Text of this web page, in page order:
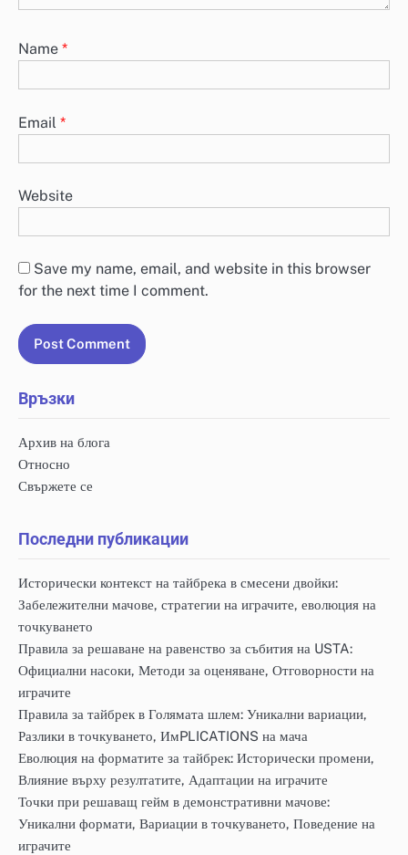
Name *
Email *
Website
Save my name, email, and website in this browser
for the next time I comment.
Връзки
Архив на блога
Относно
Свържете се
Последни публикации
Исторически контекст на тайбрека в смесени двойки:
Забележителни мачове, стратегии на играчите, еволюция на
точкуването
Правила за решаване на равенство за събития на USTA:
Официални насоки, Методи за оценяване, Отговорности на
играчите
Правила за тайбрек в Голямата шлем: Уникални вариации,
Разлики в точкуването, ИмPLICATIONS на мача
Еволюция на форматите за тайбрек: Исторически промени,
Влияние върху резултатите, Адаптации на играчите
Точки при решаващ гейм в демонстративни мачове:
Уникални формати, Вариации в точкуването, Поведение на
играчите